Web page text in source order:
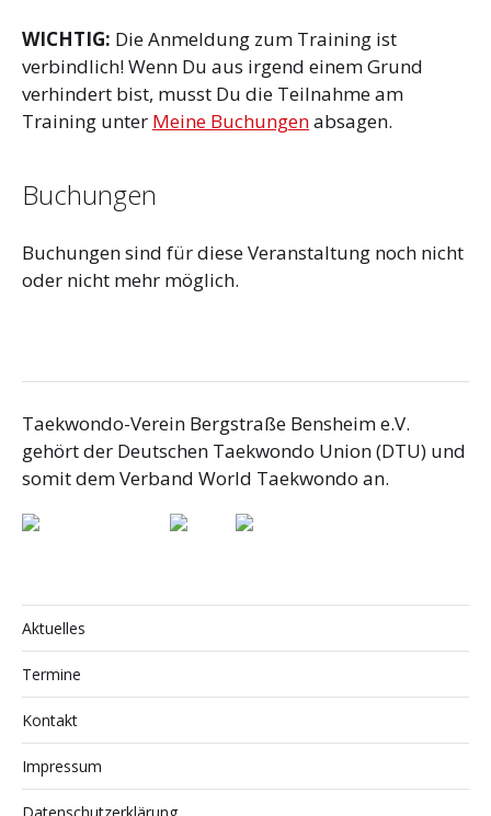
WICHTIG: Die Anmeldung zum Training ist
verbindlich! Wenn Du aus irgend einem Grund
verhindert bist, musst Du die Teilnahme am
Training unter Meine Buchungenabsagen.
Buchungen
Buchungen sind für diese Veranstaltung noch nicht
oder nicht mehr möglich.
Taekwondo-Verein Bergstraße Bensheim e.V.
gehört der Deutschen Taekwondo Union (DTU) und
somit dem Verband World Taekwondo an.
Aktuelles
Termine
Kontakt
Impressum